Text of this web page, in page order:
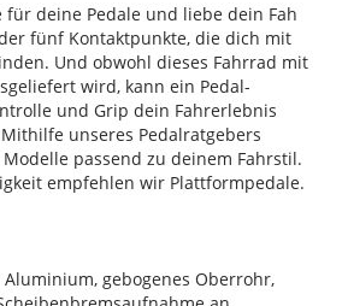
deine Pedale und liebe dein Fah
fünf Kontaktpunkte, die dich mit
Und obwohl dieses Fahrrad mit
wird, kann ein Pedal-
und Grip dein Fahrerlebnis
unseres Pedalratgebers
passend zu deinem Fahrstil.
empfehlen wir Plattformpedale.
Aluminium, gebogenes Oberrohr,